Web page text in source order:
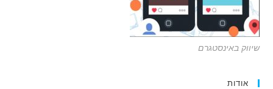
שיווק באינסטגרם
אודות